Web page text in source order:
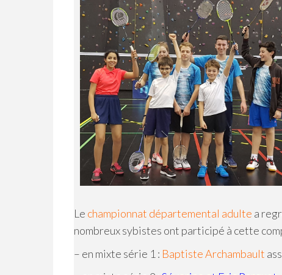
Le championnat départemental adulte a
nombreux sybistes ont participé à cette
– en mixte série 1 : Baptiste Archambault